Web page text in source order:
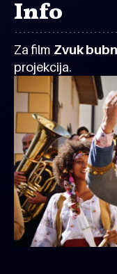
Info
Za film Zvuk
projekcija.